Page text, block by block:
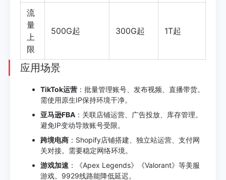
流
量
上
限
500G起 300G起 1T起
应用场景
TikTok运营 ：批量管理账号、发布视频、直播带货。
需使用原生IP保持环境干净。
亚马逊FBA ：关联店铺运营、广告投放、库存管理。
避免IP变动导致账号受限。
跨境电商 ：Shopify店铺搭建、独立站运营、支付网
关对接。需要稳定网络环境。
游戏加速 ：《Apex Legends》《Valorant》等美服
游戏。9929线路能降低延迟。